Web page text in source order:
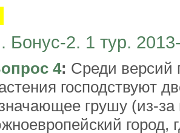
Бонус-2. 1 тур.
4: Среди версий
господствуют
грушу (из-
город,